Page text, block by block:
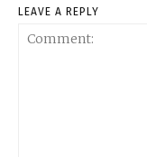
LEAVE A REPLY